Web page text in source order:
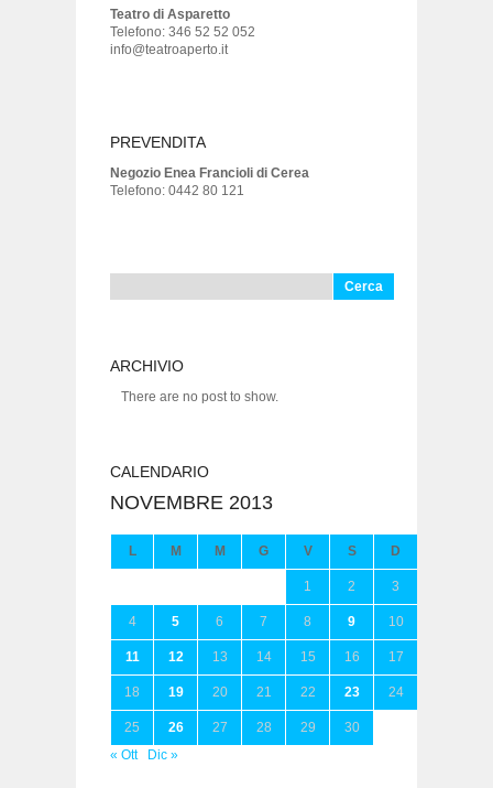
Teatro di Asparetto
Telefono: 346 52 52 052
info@teatroaperto.it
PREVENDITA
Negozio Enea Francioli di Cerea
Telefono: 0442 80 121
per:
ARCHIVIO
There are no post to show.
CALENDARIO
NOVEMBRE 2013
L M M G V S D
1 2 3
4 5 6 7 8 9 10
11 12 13 14 15 16 17
18 19 20 21 22 23 24
25 26 27 28 29
30
« Ott
Dic »